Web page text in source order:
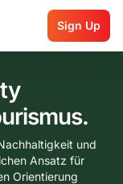
Sign Up
und
Ansatz für
Orientierung